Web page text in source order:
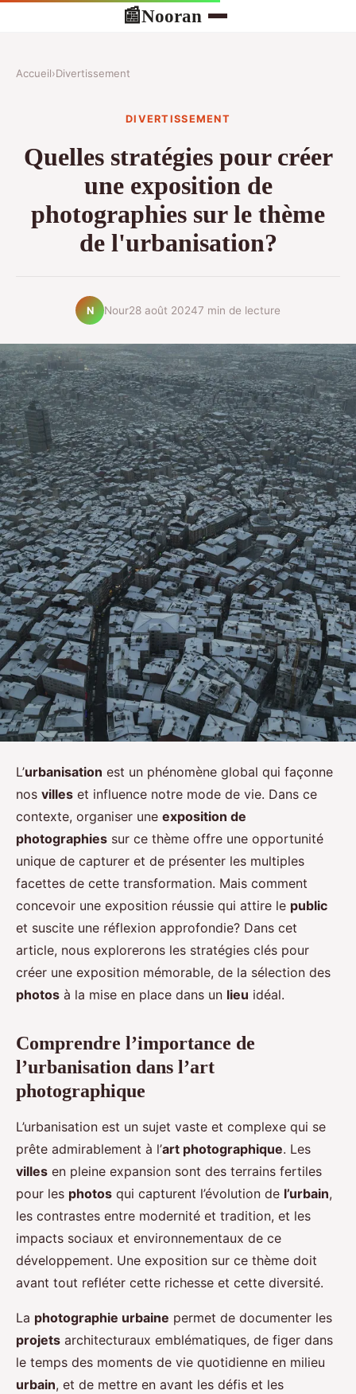
📰Nooran
Accueil›Divertissement
DIVERTISSEMENT
Quelles stratégies pour créer
une exposition de
photographies sur le thème
de l'urbanisation?
N Nour28 août 20247 min de lecture
L’urbanisation est un phénomène global qui façonne
nos villes et influence notre mode de vie. Dans ce
contexte, organiser une exposition de
photographies sur ce thème offre une opportunité
unique de capturer et de présenter les multiples
facettes de cette transformation. Mais comment
concevoir une exposition réussie qui attire le public
et suscite une réflexion approfondie? Dans cet
article, nous explorerons les stratégies clés pour
créer une exposition mémorable, de la sélection des
photos à la mise en place dans un lieu idéal.
Comprendre l’importance de
l’urbanisation dans l’art
photographique
L’urbanisation est un sujet vaste et complexe qui se
prête admirablement à l’art photographique. Les
villes en pleine expansion sont des terrains fertiles
pour les photos qui capturent l’évolution de l’urbain,
les contrastes entre modernité et tradition, et les
impacts sociaux et environnementaux de ce
développement. Une exposition sur ce thème doit
avant tout refléter cette richesse et cette diversité.
La photographie urbaine permet de documenter les
projets architecturaux emblématiques, de figer dans
le temps des moments de vie quotidienne en milieu
urbain, et de mettre en avant les défis et les